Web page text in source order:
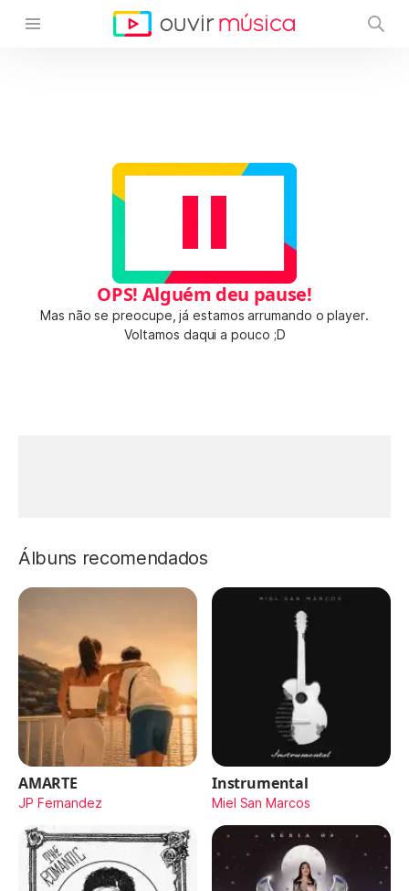
OPS! Alguém deu pause!
Mas não se preocupe, já estamos arrumando o player.
Voltamos daqui a pouco ;D
Álbuns recomendados
AMARTE
JP Fernandez
Instrumental
Miel San Marcos